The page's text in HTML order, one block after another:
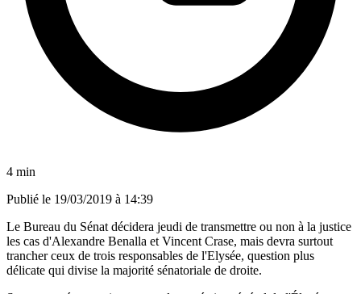
4 min
Publié le 19/03/2019 à 14:39
Le Bureau du Sénat décidera jeudi de transmettre ou non à la justice
les cas d'Alexandre Benalla et Vincent Crase, mais devra surtout
trancher ceux de trois responsables de l'Elysée, question plus
délicate qui divise la majorité sénatoriale de droite.